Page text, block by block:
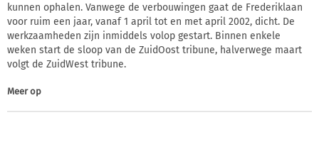
kunnen ophalen. Vanwege de verbouwingen gaat de Frederiklaan
voor ruim een jaar, vanaf 1 april tot en met april 2002, dicht. De
werkzaamheden zijn inmiddels volop gestart. Binnen enkele
weken start de sloop van de ZuidOost tribune, halverwege maart
volgt de ZuidWest tribune.
Meer op